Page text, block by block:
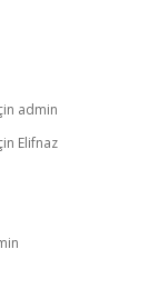
admin
Elifnaz